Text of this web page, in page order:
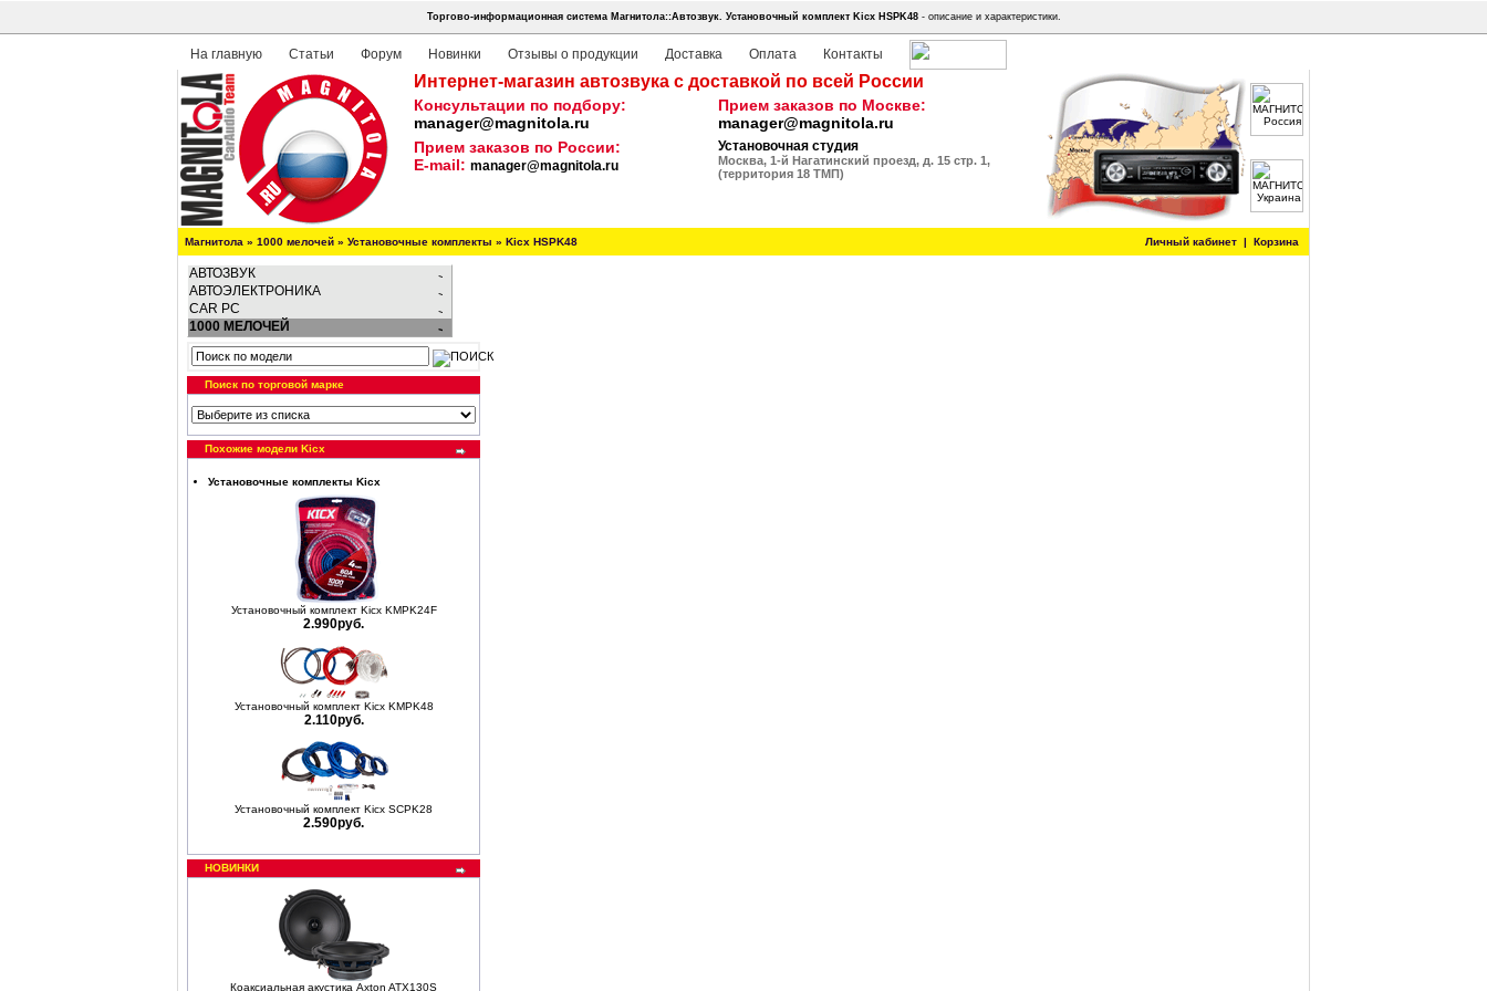
Торгово-информационная система Магнитола::Автозвук. Установочный комплект Kicx HSPK48- описание и характеристики.
На главную Статьи Форум Новинки Отзывы о продукции Доставка Оплата Контакты
Интернет-магазин автозвука с доставкой по всей России
Консультации по подбору:
manager@magnitola.ru
Прием заказов по Москве:
manager@magnitola.ru
Прием заказов по России:
E-mail: manager@magnitola.ru
Установочная студия
Москва, 1-й Нагатинский проезд, д. 15 стр. 1,
(территория 18 ТМП)
Магнитола » 1000 мелочей » Установочные комплекты » Kicx HSPK48 Личный кабинет | Корзина
АВТОЗВУК
АВТОЭЛЕКТРОНИКА
CAR PC
1000 МЕЛОЧЕЙ
Поиск по торговой марке
Похожие модели Kicx
Установочные комплекты Kicx
Установочный комплект Kicx KMPK24F
2.990руб.
Установочный комплект Kicx KMPK48
2.110руб.
Установочный комплект Kicx SCPK28
2.590руб.
НОВИНКИ
Коаксиальная акустика Axton ATX130S